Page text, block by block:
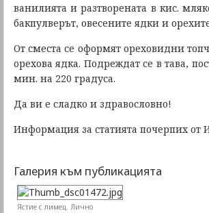
ванилията и разтворената в кис.
бакпулверът, овесените ядки и
От сместа се оформят ореховидни
орехова ядка. Подреждат се в тава,
мин. на 220 градуса.
Да ви е сладко и здравословно!
Информация за статията почерпих от
Галерия към публикацията
Ястие с лимец. Лично